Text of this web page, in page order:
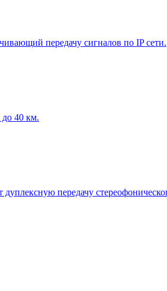
передачу сигналов по IP сети.
до 40 км.
передачу